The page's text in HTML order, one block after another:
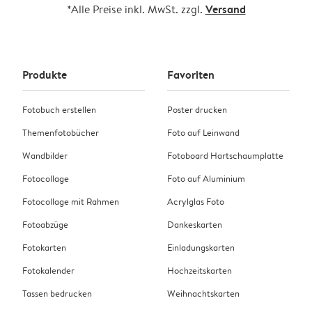
*Alle Preise inkl. MwSt. zzgl. Versand
Produkte
Fotobuch erstellen
Themenfotobücher
Wandbilder
Fotocollage
Fotocollage mit Rahmen
Fotoabzüge
Fotokarten
Fotokalender
Tassen bedrucken
Favoriten
Poster drucken
Foto auf Leinwand
Fotoboard Hartschaumplatte
Foto auf Aluminium
Acrylglas Foto
Dankeskarten
Einladungskarten
Hochzeitskarten
Weihnachtskarten